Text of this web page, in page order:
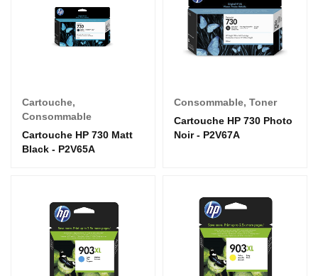
Cartouche,
Consommable
Cartouche HP 730 Matt
Black - P2V65A
Consommable, Toner
Cartouche HP 730 Photo
Noir - P2V67A